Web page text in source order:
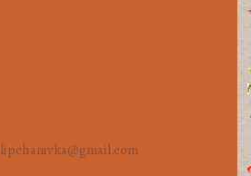
lipchanivka@gmail.com